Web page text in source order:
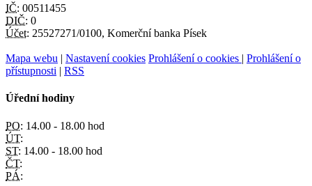
IČ: 00511455
DIČ: 0
Účet: 25527271/0100, Komerční banka Písek
Mapa webu | Nastavení cookies Prohlášení o cookies | Prohlášení o
přístupnosti | RSS
Úřední hodiny
PO: 14.00 - 18.00 hod
ÚT:
ST: 14.00 - 18.00 hod
ČT:
PÁ: